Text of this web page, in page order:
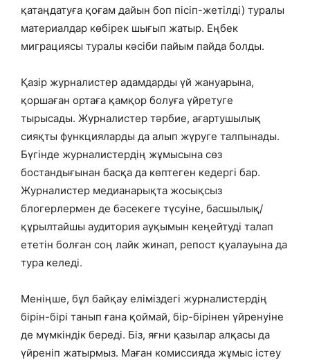
қатаңдатуға қоғам дайын боп пісіп-жетілді) туралы
материалдар көбірек шығып жатыр. Еңбек
миграциясы туралы кәсіби пайым пайда болды.
Қазір журналистер адамдарды үй жануарына,
қоршаған ортаға қамқор болуға үйретуге
тырысады. Журналистер тәрбие, ағартушылық
сияқты функцияларды да алып жүруге талпынады.
Бүгінде журналистердің жұмысына сөз
бостандығынан басқа да көптеген кедергі бар.
Журналистер медианарықта жосықсыз
блогерлермен де бәсекеге түсуіне, басшылық/
құрылтайшы аудитория ауқымын кеңейтуді талап
ететін болған соң лайк жинап, репост қуалауына да
тура келеді.
Меніңше, бұл байқау еліміздегі журналистердің
бірін-бірі танып ғана қоймай, бір-бірінен үйренуіне
де мүмкіндік береді. Біз, яғни қазылар алқасы да
үйреніп жатырмыз. Маған комиссияда жұмыс істеу